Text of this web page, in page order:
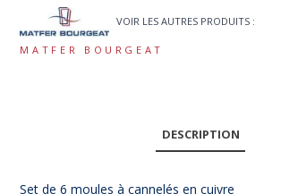
VOIR LES AUTRES PRODUITS :
MATFER BOURGEAT
DESCRIPTION
Set de 6 moules à cannelés en cuivre